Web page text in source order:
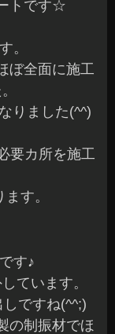
トです☆
。
ぼ全面に施工
りました(^^)
要カ所を施工
す。
す♪
ています。
ですね(^^;)
の制振材でほ